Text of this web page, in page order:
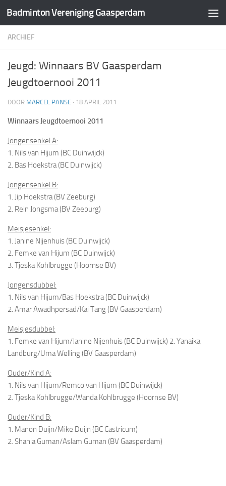
Doorgaan naar inhoud
Badminton Vereniging Gaasperdam
ARCHIEF
Jeugd: Winnaars BV Gaasperdam
Jeugdtoernooi 2011
DOOR MARCEL PANSE · 18 APRIL 2011
Winnaars Jeugdtoernooi 2011
Jongensenkel A:
1. Nils van Hijum (BC Duinwijck)
2. Bas Hoekstra (BC Duinwijck)
Jongensenkel B:
1. Jip Hoekstra (BV Zeeburg)
2. Rein Jongsma (BV Zeeburg)
Meisjesenkel:
1. Janine Nijenhuis (BC Duinwijck)
2. Femke van Hijum (BC Duinwijck)
3. Tjeska Kohlbrugge (Hoornse BV)
Jongensdubbel:
1. Nils van Hijum/Bas Hoekstra (BC Duinwijck)
2. Amar Awadhpersad/Kai Tang (BV Gaasperdam)
Meisjesdubbel:
1. Femke van Hijum/Janine Nijenhuis (BC Duinwijck) 2. Yanaika
Landburg/Uma Welling (BV Gaasperdam)
Ouder/Kind A:
1. Nils van Hijum/Remco van Hijum (BC Duinwijck)
2. Tjeska Kohlbrugge/Wanda Kohlbrugge (Hoornse BV)
Ouder/Kind B:
1. Manon Duijn/Mike Duijn (BC Castricum)
2. Shania Guman/Aslam Guman (BV Gaasperdam)